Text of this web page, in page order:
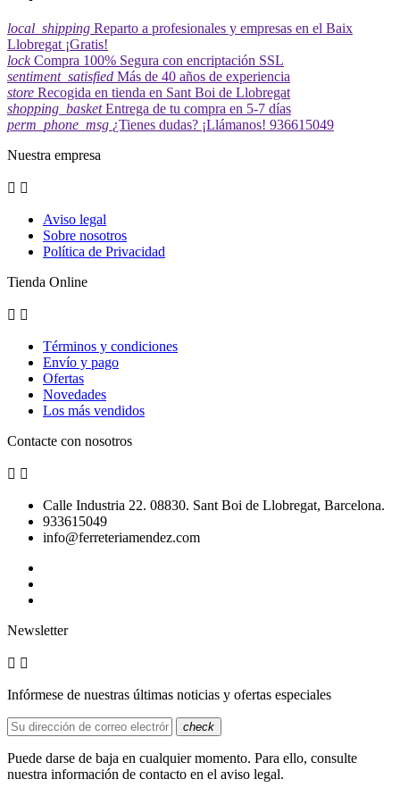
local_shipping Reparto a profesionales y empresas en el Baix
Llobregat ¡Gratis!
lock Compra 100% Segura con encriptación SSL
sentiment_satisfied Más de 40 años de experiencia
store Recogida en tienda en Sant Boi de Llobregat
shopping_basket Entrega de tu compra en 5-7 días
perm_phone_msg ¿Tienes dudas? ¡Llámanos! 936615049
Nuestra empresa
 
Aviso legal
Sobre nosotros
Política de Privacidad
Tienda Online
 
Términos y condiciones
Envío y pago
Ofertas
Novedades
Los más vendidos
Contacte con nosotros
 
Calle Industria 22. 08830. Sant Boi de Llobregat, Barcelona.
933615049
info@ferreteriamendez.com
Newsletter
 
Infórmese de nuestras últimas noticias y ofertas especiales
check
Puede darse de baja en cualquier momento. Para ello, consulte
nuestra información de contacto en el aviso legal.